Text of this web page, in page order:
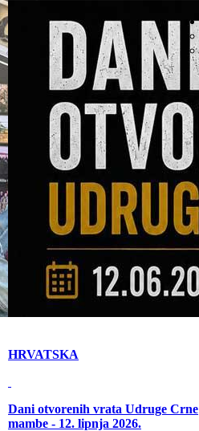
HRVATSKA
Dani otvorenih vrata Udruge Crne
mambe - 12. lipnja 2026.